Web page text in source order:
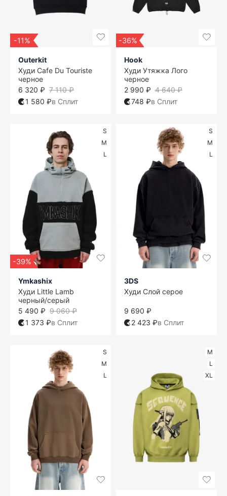
-11%
Outerkit
Худи Cafe Du Touriste
черное
7 110 ₽
6 320 ₽
1 580 ₽в Сплит
-36%
Hook
Худи Утяжка Лого
черное
4 640 ₽
2 990 ₽
748 ₽в Сплит
S
M
L
-39%
Ymkashix
Худи Little Lamb
черный/серый
9 060 ₽
5 490 ₽
1 373 ₽в Сплит
S
M
L
3DS
Худи Слой серое
9 690 ₽
2 423 ₽в Сплит
S
M
L
M
L
XL